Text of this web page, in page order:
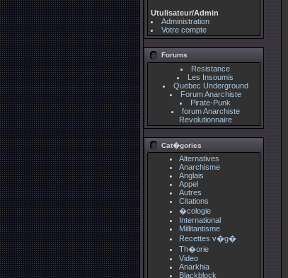
Utulisateur/Admin
Administration
Votre compte
Forums
Resistance
Les Insoumis
Quebec Underground
Forum Anarchiste
Pirate-Punk
forum Anarchiste
Revolutionnaire
Cat�gories
Alternatives
Anarchisme
Anglais
Appel
Autres
Citations
�cologie
International
Millitantisme
Recettes v�g�
Th�orie
Video
Anarkhia
Blackblock